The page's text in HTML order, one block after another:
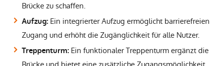
Brücke zu schaffen.
Aufzug: Ein integrierter Aufzug ermöglicht barrierefreien
Zugang und erhöht die Zugänglichkeit für alle Nutzer.
Treppenturm: Ein funktionaler Treppenturm ergänzt die